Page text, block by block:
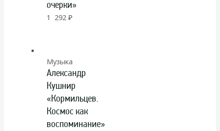
очерки»
1 292₽
Музыка
Александр
Кушнир
«Кормильцев.
Космос как
воспоминание»